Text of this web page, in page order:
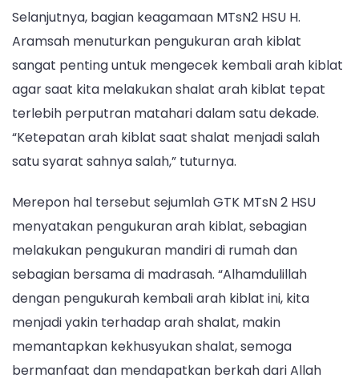
Selanjutnya, bagian keagamaan MTsN2 HSU H.
Aramsah menuturkan pengukuran arah kiblat
sangat penting untuk mengecek kembali arah kiblat
agar saat kita melakukan shalat arah kiblat tepat
terlebih perputran matahari dalam satu dekade.
“Ketepatan arah kiblat saat shalat menjadi salah
satu syarat sahnya salah,” tuturnya.
Merepon hal tersebut sejumlah GTK MTsN 2 HSU
menyatakan pengukuran arah kiblat, sebagian
melakukan pengukuran mandiri di rumah dan
sebagian bersama di madrasah. “Alhamdulillah
dengan pengukurah kembali arah kiblat ini, kita
menjadi yakin terhadap arah shalat, makin
memantapkan kekhusyukan shalat, semoga
bermanfaat dan mendapatkan berkah dari Allah